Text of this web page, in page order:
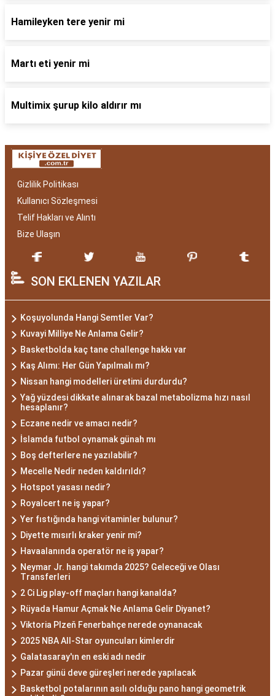
Hamileyken tere yenir mi
Martı eti yenir mi
Multimix şurup kilo aldırır mı
Gizlilik Politikası
Kullanıcı Sözleşmesi
Telif Hakları ve Alıntı
Bize Ulaşın
SON EKLENEN YAZILAR
Koşuyolunda Hangi Semtler Var?
Kuvayi Milliye Ne Anlama Gelir?
Basketbolda kaç tane challenge hakkı var
Kaş Alımı: Her Gün Yapılmalı mı?
Nissan hangi modelleri üretimi durdurdu?
Yağ yüzdesi dikkate alınarak bazal metabolizma hızı nasıl
hesaplanır?
Eczane nedir ve amacı nedir?
İslamda futbol oynamak günah mı
Boş defterlere ne yazılabilir?
Mecelle Nedir neden kaldırıldı?
Hotspot yasası nedir?
Royalcert ne iş yapar?
Yer fıstığında hangi vitaminler bulunur?
Diyette mısırlı kraker yenir mi?
Havaalanında operatör ne iş yapar?
Neymar Jr. hangi takımda 2025? Geleceği ve Olası
Transferleri
2 Ci Lig play-off maçları hangi kanalda?
Rüyada Hamur Açmak Ne Anlama Gelir Diyanet?
Viktoria Plzeň Fenerbahçe nerede oynanacak
2025 NBA All-Star oyuncuları kimlerdir
Galatasaray'ın en eski adı nedir
Pazar günü deve güreşleri nerede yapılacak
Basketbol potalarının asılı olduğu pano hangi geometrik